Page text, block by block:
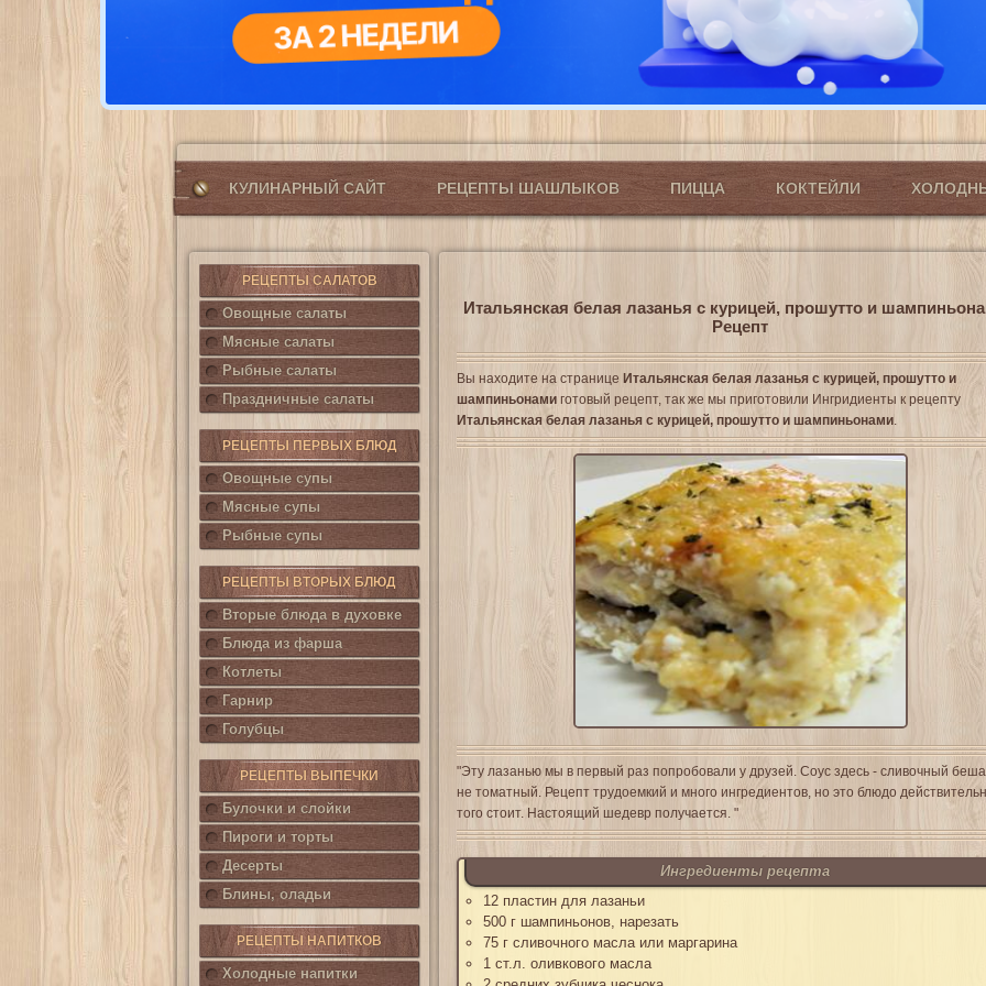
КУЛИНАРНЫЙ САЙТ РЕЦЕПТЫ ШАШЛЫКОВ ПИЦЦА КОКТЕЙЛИ
РЕЦЕПТЫ САЛАТОВ
Овощные салаты
Мясные салаты
Рыбные салаты
Праздничные салаты
РЕЦЕПТЫ ПЕРВЫХ БЛЮД
Овощные супы
Мясные супы
Рыбные супы
РЕЦЕПТЫ ВТОРЫХ БЛЮД
Вторые блюда в духовке
Блюда из фарша
Котлеты
Гарнир
Голубцы
РЕЦЕПТЫ ВЫПЕЧКИ
Булочки и слойки
Пироги и торты
Десерты
Блины, оладьи
РЕЦЕПТЫ НАПИТКОВ
Холодные напитки
Итальянская белая лазанья с курицей, прошутто и
Рецепт
Вы находите на странице Итальянская белая лазанья с курицей, прошутто и
шампиньонами готовый рецепт, так же мы приготовили Ингридиенты к рецепту
Итальянская белая лазанья с курицей, прошутто и шампиньонами
"Эту лазанью мы в первый раз попробовали у друзей. Соус здесь - сливочный
не томатный. Рецепт трудоемкий и много ингредиентов, но это блюдо
того стоит. Настоящий шедевр получается. "
Ингредиенты рецепта
12 пластин для лазаньи
500 г шампиньонов, нарезать
75 г сливочного масла или маргарина
1 ст.л. оливкового масла